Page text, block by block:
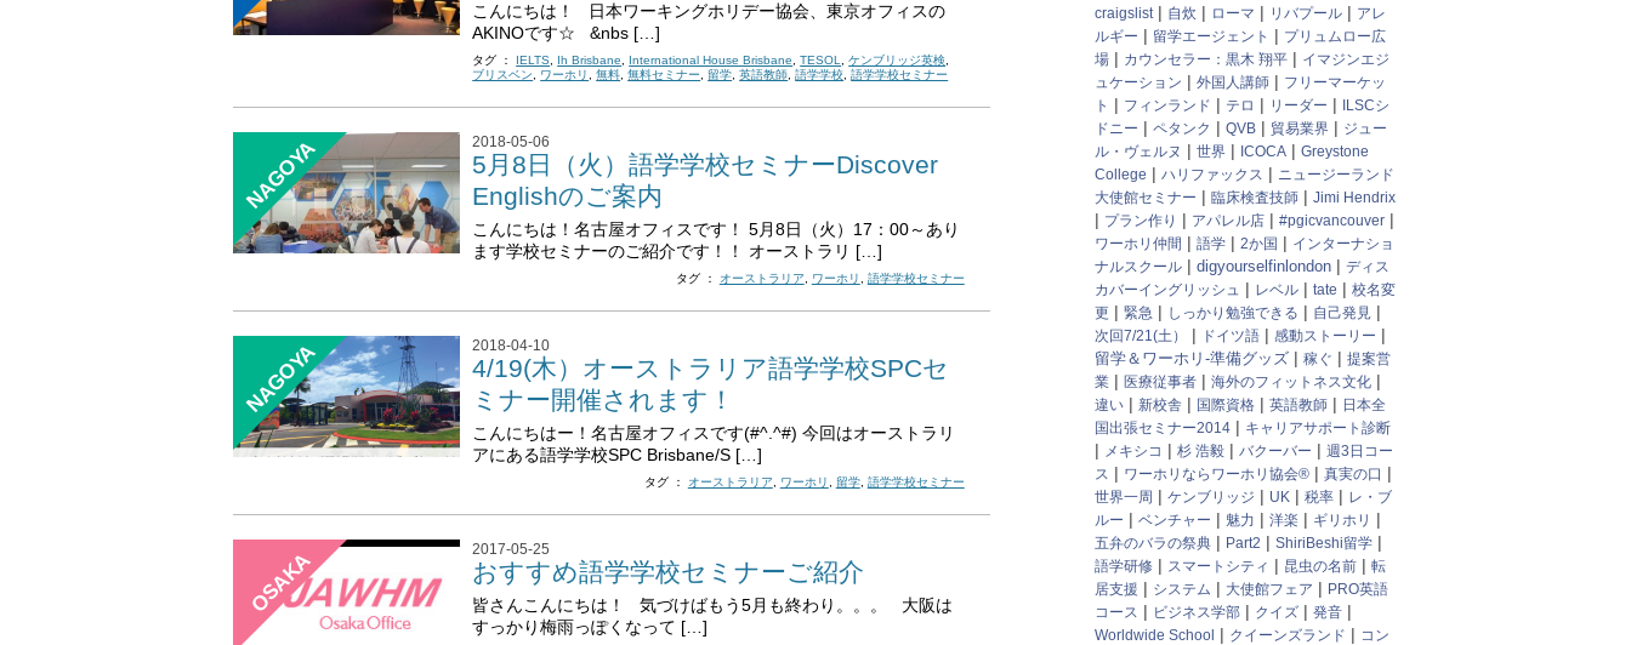
こんにちは！ 日本ワーキングホリデー協会、東京オフィスの
AKINOです☆ &nbs […]
タグ ： IELTS, Ih Brisbane, International House Brisbane,TESOL,ケンブリッジ英検,
ブリスベン, ワーホリ ,無料,無料セミナー,留学,英語教師,語学学校,語学学校セミナー
NAGOYA 2018-05-06
5月8日（火）語学学校セミナーDiscover
Englishのご案内
こんにちは！名古屋オフィスです！ 5月8日（火）17：00～あり
ます学校セミナーのご紹介です！！ オーストラリ […]
タグ ： オーストラリア, ワーホリ , 語学学校セミナー
NAGOYA 2018-04-10
4/19(木）オーストラリア語学学校SPCセ
ミナー開催されます！
こんにちはー！名古屋オフィスです(#^.^#) 今回はオーストラリ
アにある語学学校SPC Brisbane/S […]
タグ ： オーストラリア, ワーホリ , 留学, 語学学校セミナー
OSAKA 2017-05-25
おすすめ語学学校セミナーご紹介
皆さんこんにちは！ 気づけばもう5月も終わり。。。 大阪は
すっかり梅雨っぽくなって […]
craigslist | 自炊 | ローマ | リバプール | アレ
ルギー | 留学エージェント | プリュムロー広
場 | カウンセラー：黒木 翔平 | イマジンエジ
ュケーション | 外国人講師 | フリーマーケッ
ト | フィンランド | テロ | リーダー |
ILSCシ
ドニー | ペタンク | QVB | 貿易業界 | ジュー
ル・ヴェルヌ | 世界 | ICOCA | Greystone
College | ハリファックス | ニュージーランド
大使館セミナー | 臨床検査技師 | Jimi Hendrix
| プラン作り | アパレル店 | #pgicvancouver |
ワーホリ仲間 | 語学 | 2か国 | インターナショ
ナルスクール | digyourselfinlondon | ディス
カバーイングリッシュ | レベル | tate | 校名変
更 | 緊急 | しっかり勉強できる | 自己発見 |
次回7/21(土） | ドイツ語 | 感動ストーリー |
留学＆ワーホリ-準備グッズ | 稼ぐ | 提案営
業 | 医療従事者 | 海外のフィットネス文化 |
違い | 新校舎 | 国際資格 | 英語教師 | 日本全
国出張セミナー2014 | キャリアサポート診断
| メキシコ | 杉 浩毅 | バクーバー | 週3日コー
ス | ワーホリならワーホリ協会® | 真実の口 |
世界一周 | ケンブリッジ | UK | 税率 | レ・ブ
ルー | ベンチャー | 魅力 | 洋楽 | ギリホリ |
五弁のバラの祭典 | Part2 | ShiriBeshi留学 |
語学研修 | スマートシティ | 昆虫の名前 | 転
居支援 | システム | 大使館フェア | PRO英語
コース | ビジネス学部 | クイズ | 発音 |
Worldwide School | クイーンズランド | コン